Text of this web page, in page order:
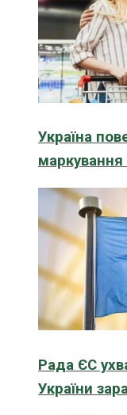
Україна
Рада ЄС
України